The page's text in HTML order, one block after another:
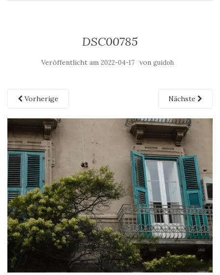
DSC00785
Veröffentlicht am 2022-04-17 von guidoh
Vorherige Nächste